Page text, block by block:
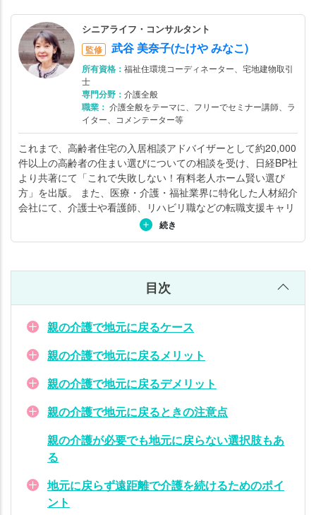
シニアライフ・コンサルタント
監修 武谷 美奈子(たけや みなこ)
所有資格： 福祉住環境コーディネーター、宅地建物取引
士
専門分野： 介護全般
職業： 介護全般をテーマに、フリーでセミナー講師、ラ
イター、コメンテーター等
これまで、高齢者住宅の入居相談アドバイザーとして約20,000
件以上の高齢者の住まい選びについての相談を受け、日経BP社
より共著にて「これで失敗しない！有料老人ホーム賢い選び
方」を出版。 また、医療・介護・福祉業界に特化した人材紹介
会社にて、介護士や看護師、リハビリ職などの転職支援キャリ
アアドバイザーにも従事。 利用者・家族・介護従事者の視点を
続き
目次
親の介護で地元に戻るケース
親の介護で地元に戻るメリット
親の介護で地元に戻るデメリット
親の介護で地元に戻るときの注意点
親の介護が必要でも地元に戻らない選択肢もあ
る
地元に戻らず遠距離で介護を続けるためのポイ
ント
戻
る
と
き
点
親
の
介
護
要
も
地
元
に
ら
な
い
選
も
あ